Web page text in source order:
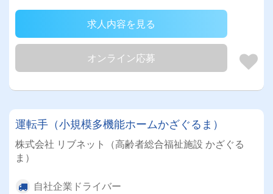
求人内容を見る
オンライン応募
運転手（小規模多機能ホームかざぐるま）
株式会社 リブネット（高齢者総合福祉施設 かざぐる
ま）
自社企業ドライバー